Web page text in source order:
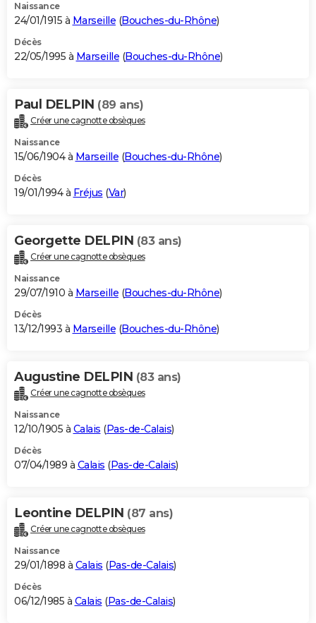
Naissance
24/01/1915 à Marseille (Bouches-du-Rhône)
Décès
22/05/1995 à Marseille (Bouches-du-Rhône)
Paul DELPIN (89 ans)
Créer une cagnotte obsèques
Naissance
15/06/1904 à Marseille (Bouches-du-Rhône)
Décès
19/01/1994 à Fréjus (Var)
Georgette DELPIN (83 ans)
Créer une cagnotte obsèques
Naissance
29/07/1910 à Marseille (Bouches-du-Rhône)
Décès
13/12/1993 à Marseille (Bouches-du-Rhône)
Augustine DELPIN (83 ans)
Créer une cagnotte obsèques
Naissance
12/10/1905 à Calais (Pas-de-Calais)
Décès
07/04/1989 à Calais (Pas-de-Calais)
Leontine DELPIN (87 ans)
Créer une cagnotte obsèques
Naissance
29/01/1898 à Calais (Pas-de-Calais)
Décès
06/12/1985 à Calais (Pas-de-Calais)